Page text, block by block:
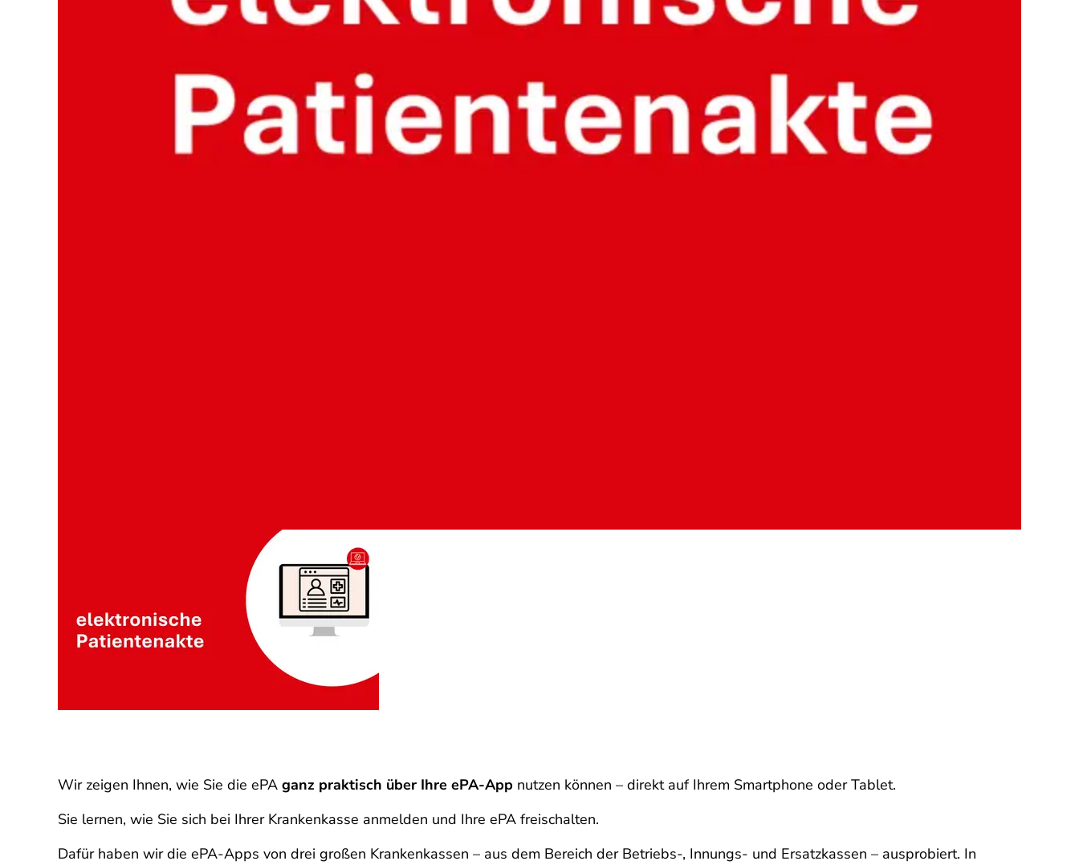
Wir zeigen Ihnen, wie Sie die ePA ganz praktisch über Ihre ePA-App nutzen können – direkt auf Ihrem Smartphone oder Tablet.
Sie lernen, wie Sie sich bei Ihrer Krankenkasse anmelden und Ihre ePA freischalten.
Dafür haben wir die ePA-Apps von drei großen Krankenkassen – aus dem Bereich der Betriebs-, Innungs- und Ersatzkassen – ausprobiert. In